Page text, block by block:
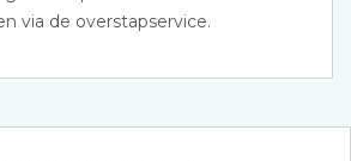
via de overstapservice.